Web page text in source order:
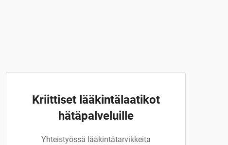
Kriittiset lääkintälaatikot
hätäpalveluille
Yhteistyössä lääkintätarvikkeita